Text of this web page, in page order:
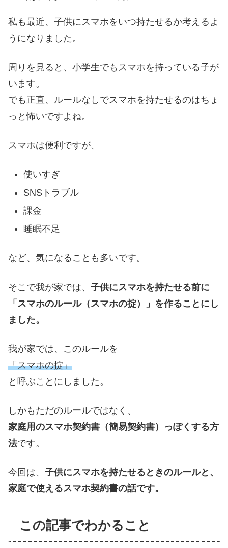
私も最近、子供にスマホをいつ持たせるか考えるよ
うになりました。
周りを見ると、小学生でもスマホを持っている子が
います。
でも正直、ルールなしでスマホを持たせるのはちょ
っと怖いですよね。
スマホは便利ですが、
使いすぎ
SNSトラブル
課金
睡眠不足
など、気になることも多いです。
そこで我が家では、 子供にスマホを持たせる前に
「スマホのルール（スマホの掟）」を作ることにし
ました。
我が家では、このルールを
「スマホの掟」
と呼ぶことにしました。
しかもただのルールではなく、
家庭用のスマホ契約書（簡易契約書）っぽくする方
法です。
今回は、 子供にスマホを持たせるときのルールと、
家庭で使えるスマホ契約書の話です。
この記事でわかること